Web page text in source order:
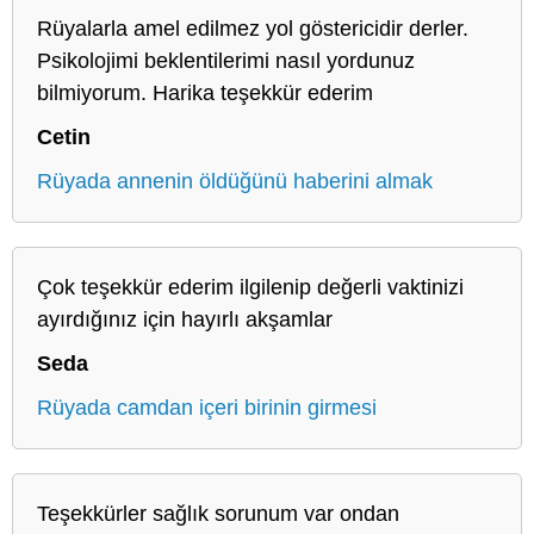
Rüyalarla amel edilmez yol göstericidir derler.
Psikolojimi beklentilerimi nasıl yordunuz
bilmiyorum. Harika teşekkür ederim
Cetin
Rüyada annenin öldüğünü haberini almak
Çok teşekkür ederim ilgilenip değerli vaktinizi
ayırdığınız için hayırlı akşamlar
Seda
Rüyada camdan içeri birinin girmesi
Teşekkürler sağlık sorunum var ondan